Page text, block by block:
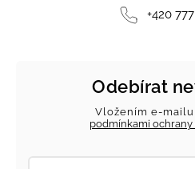
+420
Odebírat
Vložením e-
podmínkami